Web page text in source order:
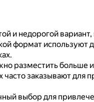
и недорогой
формат используют
разместить больше
часто заказывают для
выбор для